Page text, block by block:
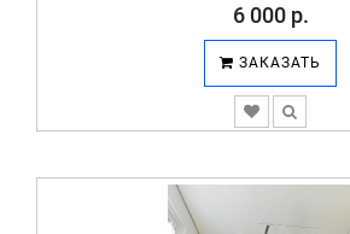
6 000 р.
ЗАКАЗАТЬ